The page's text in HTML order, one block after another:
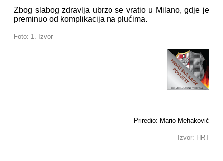
Zbog slabog zdravlja ubrzo se vratio u Milano, gdje je
preminuo od komplikacija na plućima.
Foto: 1. Izvor
Priredio: Mario Mehaković
Izvor: HRT